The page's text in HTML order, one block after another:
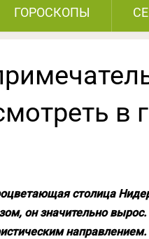
ГОРОСКОПЫ
в
столица
он значительно